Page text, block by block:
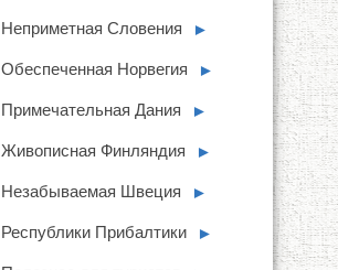
Неприметная Словения ►
Обеспеченная Норвегия ►
Примечательная Дания ►
Живописная Финляндия ►
Незабываемая Швеция ►
Республики Прибалтики ►